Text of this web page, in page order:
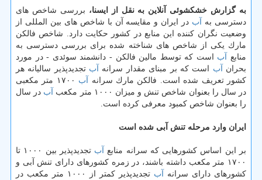
به گزارش خشكشوئی آنلاین به نقل از ایسنا، بررسی شاخص های
دسترسی به
آب در ایران و مقایسه آن با شاخص های بین المللی از
وضعیت نگران كننده این منابع در كشور حكایت دارد. شاخص فالكن
مارك یكی از شاخص های شناخته شده برای بررسی دسترسی به
منابع
آب است كه توسط مالین فالكن - دانشمند سوئدی - در مورد
بحران
آب است كه بر مبنای مقدار سرانه آب تجدیدپذیر سالیانه هر
كشور تعریف شده است. فالكن مارك سرانه
آب
۱۷۰۰ متر مكعبی
در سال را بعنوان شاخص تنش و میزان ۱۰۰۰ متر مكعب
آب در سال
را بعنوان شاخص كمبود معرفی كرده است.
ایران وارد مرحله تنش آبی شده است
بر این اساس كشورهایی كه سرانه منابع آب
تجدیدپذیر بین ۱۰۰۰ تا
۱۷۰۰ متر مكعب داشته باشند، در زمره كشورهای دارای تنش آبی و
كشورهای دارای سرانه
آب
تجدیدپذیر كمتر از ۱۰۰۰ متر مكعب در